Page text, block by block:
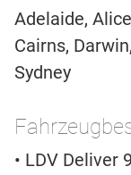
Adelaide,
Cairns,
Sydney
• LDV Deliver